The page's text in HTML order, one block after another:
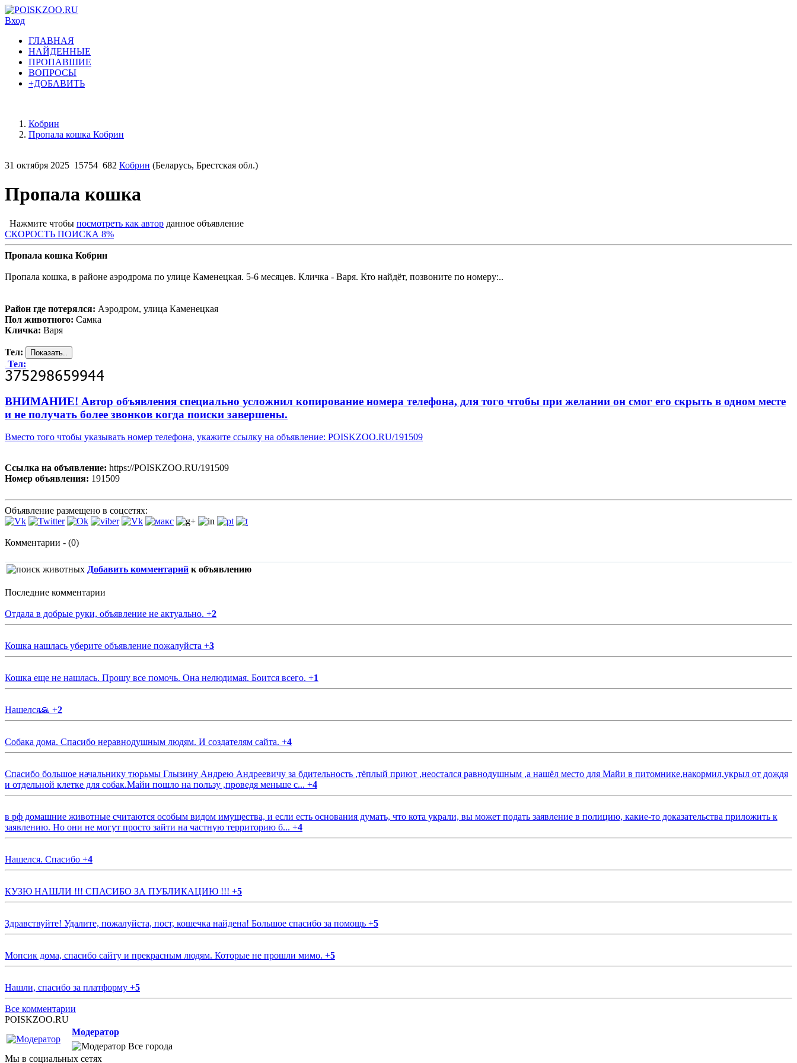
Вход
ГЛАВНАЯ
НАЙДЕННЫЕ
ПРОПАВШИЕ
ВОПРОСЫ
+ДОБАВИТЬ
Кобрин
Пропала кошка Кобрин
31 октября 2025 15754 682 Кобрин (Беларусь, Брестская обл.)
Пропала кошка
Нажмите чтобы посмотреть как автор данное объявление
СКОРОСТЬ ПОИСКА 8%
Пропала кошка Кобрин
Пропала кошка, в районе аэродрома по улице Каменецкая. 5-6 месяцев. Кличка - Варя. Кто найдёт, позвоните по номеру:..
Район где потерялся: Аэродром, улица Каменецкая
Пол животного: Самка
Кличка: Варя
Тел:
Тел:
ВНИМАНИЕ! Автор объявления специально усложнил копирование номера телефона, для того чтобы при желании он смог его скрыть в одном месте
и не получать более звонков когда поиски завершены.
Вместо того чтобы указывать номер телефона, укажите ссылку на объявление: POISKZOO.RU/191509
Ссылка на объявление: https://POISKZOO.RU/191509
Номер объявления: 191509
Объявление размещено в соцсетях:
Комментарии - (0)
Добавить комментарий к объявлению
Последние комментарии
Отдала в добрые руки, объявление не актуально. +2
Кошка нашлась уберите объявление пожалуйста +3
Кошка еще не нашлась. Прошу все помочь. Она нелюдимая. Боится всего. +1
Нашелся🙏 +2
Собака дома. Спасибо неравнодушным людям. И создателям сайта. +4
Спасибо большое начальнику тюрьмы Глызину Андрею Андреевичу за бдительность ,тёплый приют ,неостался равнодушным ,а нашёл место для Майи в питомнике,накормил,укрыл от дождя
и отдельной клетке для собак.Майи пошло на пользу ,проведя меньше с... +4
в рф домашние животные считаются особым видом имущества, и если есть основания думать, что кота украли, вы может подать заявление в полицию, какие-то доказательства приложить к
заявлению. Но они не могут просто зайти на частную территорию б... +4
Нашелся. Спасибо +4
КУЗЮ НАШЛИ !!! СПАСИБО ЗА ПУБЛИКАЦИЮ !!! +5
Здравствуйте! Удалите, пожалуйста, пост, кошечка найдена! Большое спасибо за помощь +5
Мопсик дома, спасибо сайту и прекрасным людям. Которые не прошли мимо. +5
Нашли, спасибо за платформу +5
Все комментарии
POISKZOO.RU
Модератор
Все города
Мы в социальных сетях